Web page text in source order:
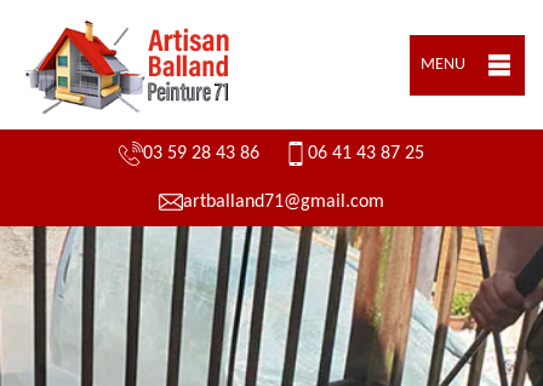
MENU
03 59 28 43 86 06 41 43 87 25
artballand71@gmail.com